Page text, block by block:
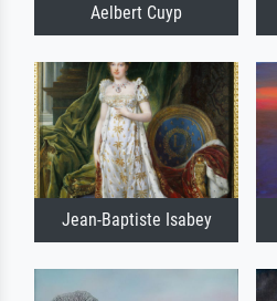
Aelbert Cuyp
Jean-Baptiste Isabey